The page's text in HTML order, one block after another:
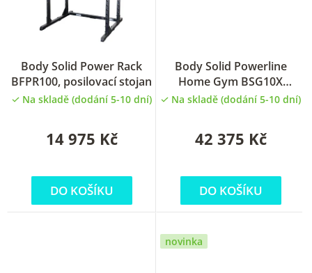
Body Solid Power Rack
BFPR100, posilovací stojan
Na skladě (dodání 5-10 dní)
14 975 Kč
DO KOŠÍKU
Body Solid Powerline
Home Gym BSG10X
posilovací věž
Na skladě (dodání 5-10 dní)
42 375 Kč
DO KOŠÍKU
novinka